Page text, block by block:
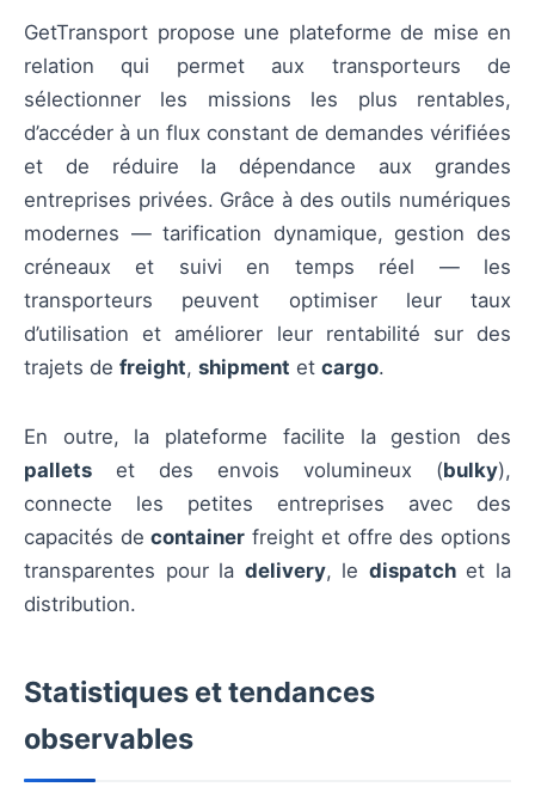
GetTransport propose une plateforme de mise en
relation qui permet aux transporteurs de
sélectionner les missions les plus rentables,
d’accéder à un flux constant de demandes vérifiées
et de réduire la dépendance aux grandes
entreprises privées. Grâce à des outils numériques
modernes — tarification dynamique, gestion des
créneaux et suivi en temps réel — les
transporteurs peuvent optimiser leur taux
d’utilisation et améliorer leur rentabilité sur des
trajets de freight, shipment et cargo.
En outre, la plateforme facilite la gestion des
pallets et des envois volumineux (bulky),
connecte les petites entreprises avec des
capacités decontainer freight et offre des options
transparentes pour la delivery, le dispatchet la
distribution.
Statistiques et tendances
observables